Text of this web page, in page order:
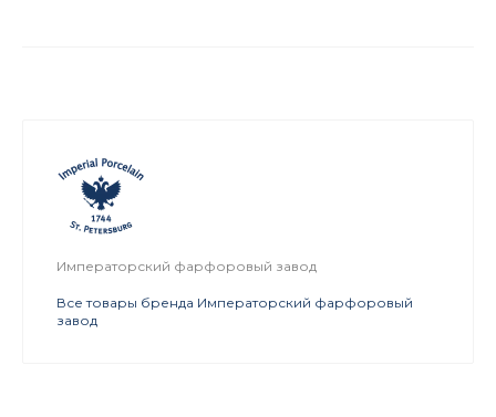
Императорский фарфоровый завод
Все товары бренда Императорский фарфоровый
завод